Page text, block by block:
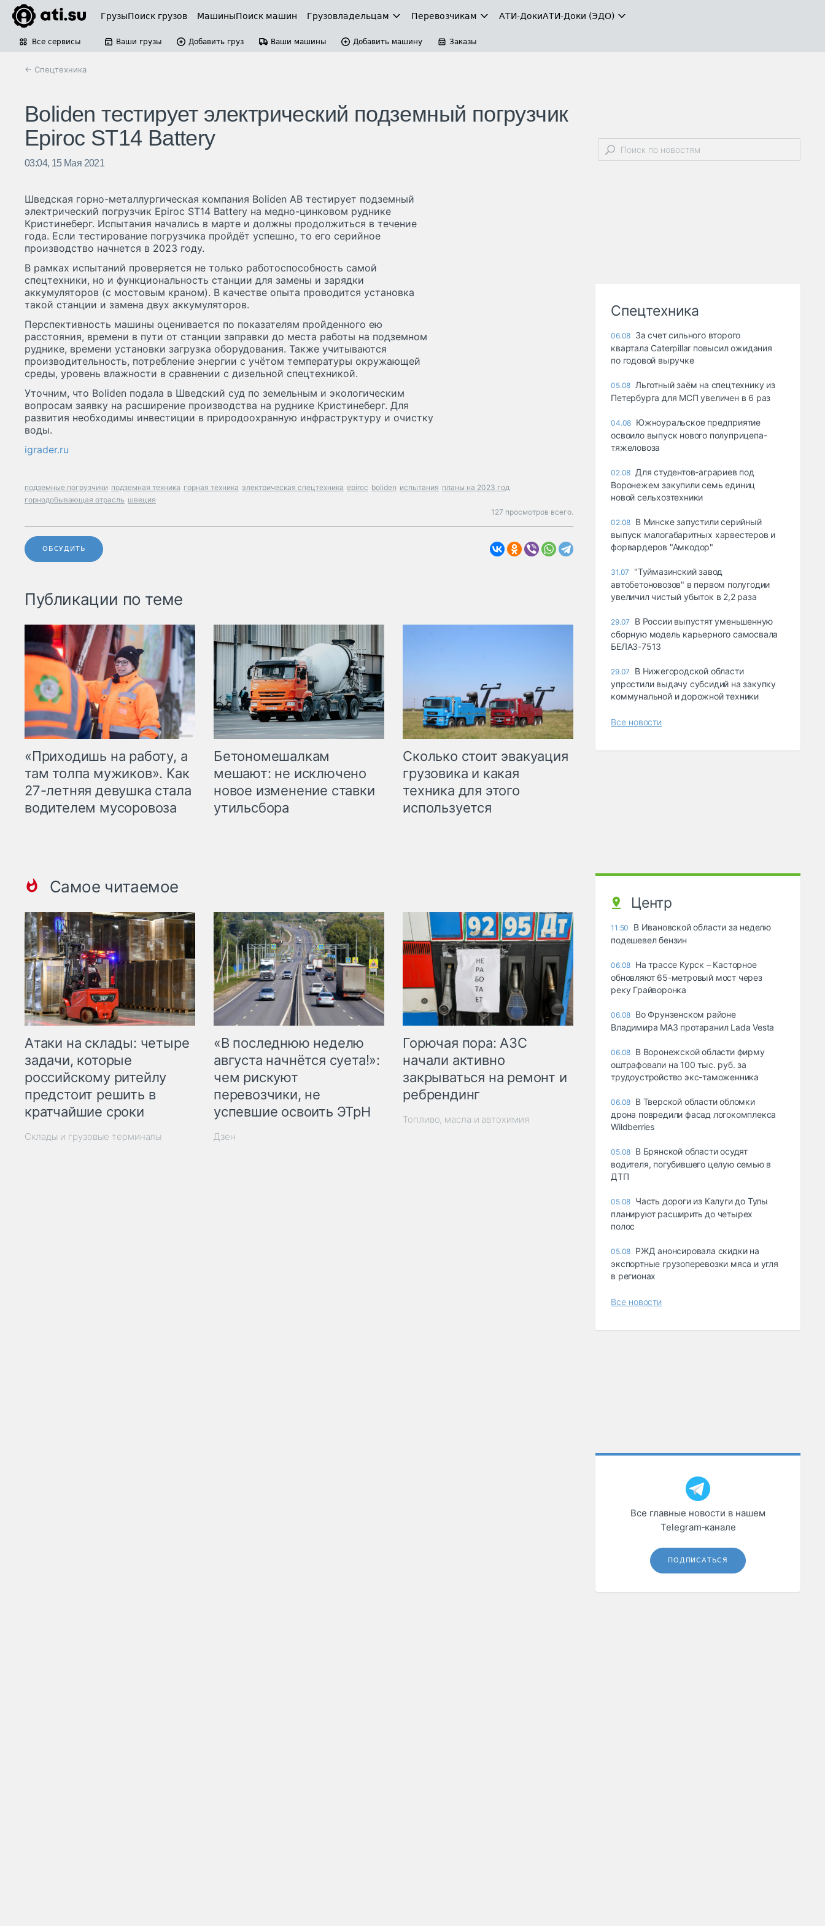
ГрузыПоиск грузов МашиныПоиск машин Грузовладельцам Перевозчикам АТИ-ДокиАТИ-Доки (ЭДО)
Все сервисы Ваши грузы Добавить груз Ваши машины Добавить машину Заказы
← Спецтехника
Boliden тестирует электрический подземный погрузчик
Epiroc ST14 Battery
03:04, 15 Мая 2021
Шведская горно-металлургическая компания Boliden AB тестирует подземный
электрический погрузчик Epiroc ST14 Battery на медно-цинковом руднике
Кристинеберг. Испытания начались в марте и должны продолжиться в течение
года. Если тестирование погрузчика пройдёт успешно, то его серийное
производство начнется в 2023 году.
В рамках испытаний проверяется не только работоспособность самой
спецтехники, но и функциональность станции для замены и зарядки
аккумуляторов (с мостовым краном). В качестве опыта проводится установка
такой станции и замена двух аккумуляторов.
Перспективность машины оценивается по показателям пройденного ею
расстояния, времени в пути от станции заправки до места работы на подземном
руднике, времени установки загрузка оборудования. Также учитываются
производительность, потребление энергии с учётом температуры окружающей
среды, уровень влажности в сравнении с дизельной спецтехникой.
Уточним, что Boliden подала в Шведский суд по земельным и экологическим
вопросам заявку на расширение производства на руднике Кристинеберг. Для
развития необходимы инвестиции в природоохранную инфраструктуру и очистку
воды.
igrader.ru
подземные погрузчики подземная техника горная техника электрическая спецтехника epiroc boliden испытания планы на 2023 год
горнодобывающая отрасль швеция
127 просмотров всего.
ОБСУДИТЬ
Публикации по теме
«Приходишь на работу, а
там толпа мужиков». Как
27-летняя девушка стала
водителем мусоровоза
Бетономешалкам
мешают: не исключено
новое изменение ставки
утильсбора
Сколько стоит эвакуация
грузовика и какая
техника для этого
используется
Самое читаемое
Атаки на склады: четыре
задачи, которые
российскому ритейлу
предстоит решить в
кратчайшие сроки
Склады и грузовые терминалы
«В последнюю неделю
августа начнётся суета!»:
чем рискуют
перевозчики, не
успевшие освоить ЭТрН
Дзен
Горючая пора: АЗС
начали активно
закрываться на ремонт и
ребрендинг
Топливо, масла и автохимия
Спецтехника
06.08 За счет сильного второго
квартала Caterpillar повысил ожидания
по годовой выручке
05.08 Льготный заём на спецтехнику из
Петербурга для МСП увеличен в 6 раз
04.08 Южноуральское предприятие
освоило выпуск нового полуприцепа-
тяжеловоза
02.08 Для студентов-аграриев под
Воронежем закупили семь единиц
новой сельхозтехники
02.08 В Минске запустили серийный
выпуск малогабаритных харвестеров и
форвардеров "Амкодор"
31.07
"Туймазинский завод
автобетоновозов" в первом полугодии
увеличил чистый убыток в 2,2 раза
29.07
В России выпустят уменьшенную
сборную модель карьерного самосвала
БЕЛАЗ-7513
29.07
В Нижегородской области
упростили выдачу субсидий на закупку
коммунальной и дорожной техники
Все новости
Центр
11:50
В Ивановской области за неделю
подешевел бензин
06.08 На трассе Курск – Касторное
обновляют 65-метровый мост через
реку Грайворонка
06.08 Во Фрунзенском районе
Владимира МАЗ протаранил Lada Vesta
06.08 В Воронежской области фирму
оштрафовали на 100 тыс. руб. за
трудоустройство экс-таможенника
06.08 В Тверской области обломки
дрона повредили фасад логокомплекса
Wildberries
05.08 В Брянской области осудят
водителя, погубившего целую семью в
ДТП
05.08 Часть дороги из Калуги до Тулы
планируют расширить до четырех
полос
05.08 РЖД анонсировала скидки на
экспортные грузоперевозки мяса и угля
в регионах
Все новости
Все главные новости в нашем
Telegram‑канале
ПОДПИСАТЬСЯ